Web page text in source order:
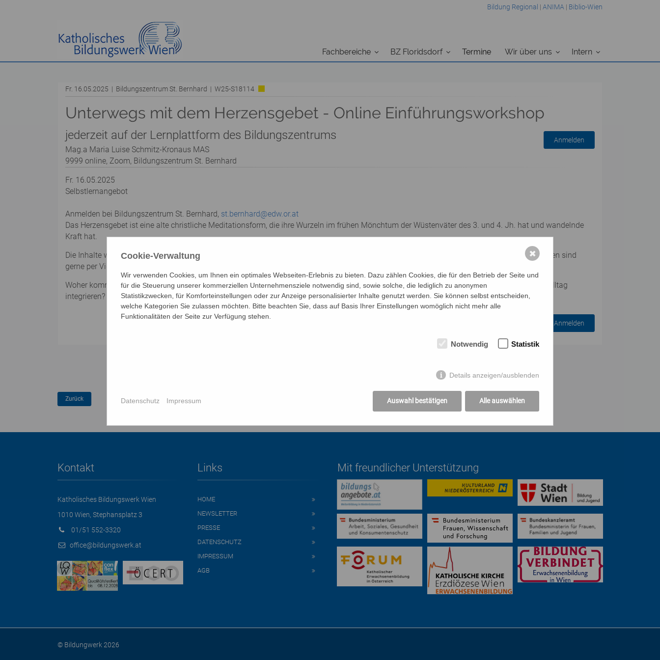
Bildung Regional | ANIMA | Biblio-Wien
Fachbereiche BZ Floridsdorf Termine Wir über uns Intern
Fr. 16.05.2025 | Bildungszentrum St. Bernhard | W25-S18114
Unterwegs mit dem Herzensgebet - Online Einführungsworkshop
jederzeit auf der Lernplattform des Bildungszentrums
Mag.a Maria Luise Schmitz-Kronaus MAS
9999 online, Zoom, Bildungszentrum St. Bernhard
Anmelden
Fr. 16.05.2025
Selbstlernangebot
Anmelden bei Bildungszentrum St. Bernhard, st.bernhard@edw.or.at
Das Herzensgebet ist eine alte christliche Meditationsform, die ihre Wurzeln im frühen Mönchtum der Wüstenväter des 3. und 4. Jh. hat und wandelnde
Kraft hat.
Die Inhalte werden auf der Lernplattform des Bildungszentrums in Form von kurzen Video-Inputs und anderen Materialien vermittelt. Rückfragen sind
gerne per Video-Konferenz (ZOOM, WhatsApp), E-Mail oder persönlichem Termin im Bildungszentrum möglich.
Woher kommt das Herzensgebet? Was ist wesentlich für das Herzensgebet und wie übt man es? Wie lässt sich das Herzensgebet gut in den Alltag
integrieren?
Anmelden
Kontakt
Katholisches Bildungswerk Wien
1010 Wien, Stephansplatz 3
01/51 552-3320
office@bildungswerk.at
Links
HOME
NEWSLETTER
PRESSE
DATENSCHUTZ
IMPRESSUM
AGB
Mit freundlicher Unterstützung
© Bildungwerk 2026
Cookie-Verwaltung
Wir verwenden Cookies, um Ihnen ein optimales Webseiten-Erlebnis zu bieten. Dazu zählen Cookies, die für den Betrieb der Seite und
für die Steuerung unserer kommerziellen Unternehmensziele notwendig sind, sowie solche, die lediglich zu anonymen
Statistikzwecken, für Komforteinstellungen oder zur Anzeige personalisierter Inhalte genutzt werden. Sie können selbst entscheiden,
welche Kategorien Sie zulassen möchten. Bitte beachten Sie, dass auf Basis Ihrer Einstellungen womöglich nicht mehr alle
Funktionalitäten der Seite zur Verfügung stehen.
Notwendig Statistik
Details anzeigen/ausblenden
Auswahl bestätigen Alle auswählen
Datenschutz Impressum
✖